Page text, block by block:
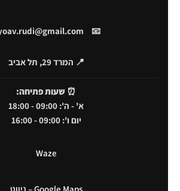
📧
yoav.rudi@gmail.com
📍 המרד 29, תל אביב
⏰ שעות פתיחה:
א' - ה': 09:00 - 18:00
יום ו': 09:00 - 16:00
Waze